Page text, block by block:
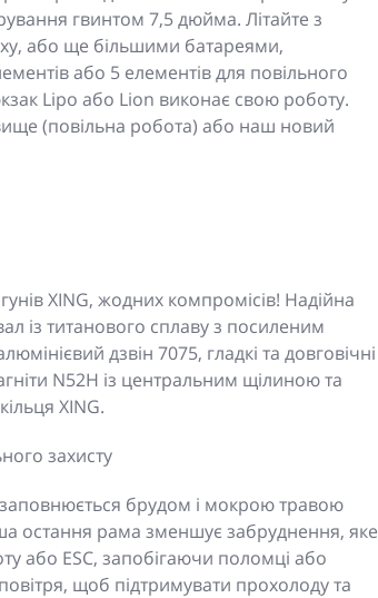
гвинтом 7,5 дюйма. Літайте з
або ще більшими батареями,
або 5 елементів для повільного
Lipo або Lion виконає свою роботу.
(повільна робота) або наш новий
XING, жодних компромісів! Надійна
із титанового сплаву з посиленим
дзвін 7075, гладкі та довговічні
N52H із центральним щілиною та
XING.
захисту
брудом і мокрою травою
остання рама зменшує забруднення, яке
або ESC, запобігаючи поломці або
щоб підтримувати прохолоду та